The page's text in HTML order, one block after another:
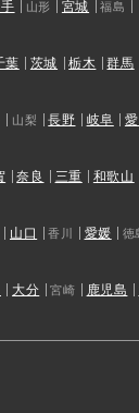
山形 宮城 福島
葉 茨城 栃木
群馬
山梨 長野 岐阜
奈良 三重
和歌山
山口 香川 愛媛 徳
大分 宮崎 鹿児島